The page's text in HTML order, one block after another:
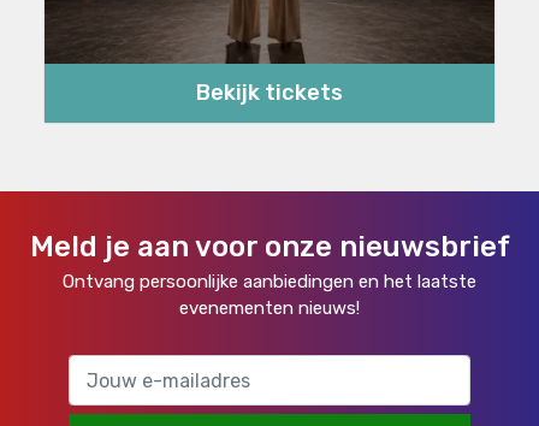
Bekijk tickets
Meld je aan voor onze nieuwsbrief
Ontvang persoonlijke aanbiedingen en het laatste
evenementen nieuws!